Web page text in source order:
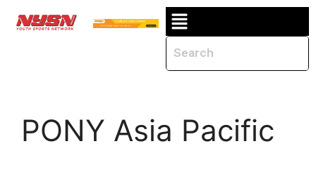
PONY Asia Pacific